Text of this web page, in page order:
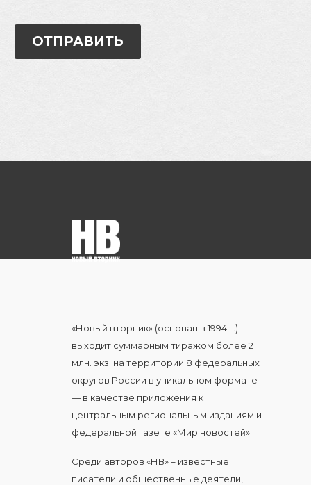
ОТПРАВИТЬ
«Новый вторник» (основан в 1994 г.)
выходит суммарным тиражом более 2
млн. экз. на территории 8 федеральных
округов России в уникальном формате
— в качестве приложения к
центральным региональным изданиям и
федеральной газете «Мир новостей».
Среди авторов «НВ» – известные
писатели и общественные деятели,